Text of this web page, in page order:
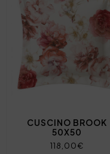
CUSCINO BROOK
50X50
118,00€